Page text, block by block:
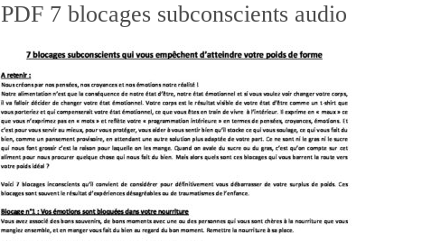
PDF 7 blocages subconscients audio